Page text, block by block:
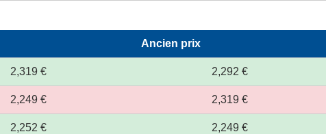
Ancien prix
2,319 € 2,292 €
2,249 € 2,319 €
2,252 € 2,249 €